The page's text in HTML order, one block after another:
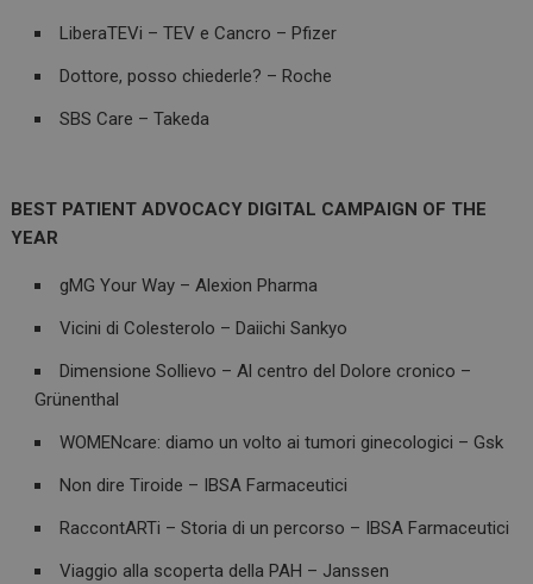
LiberaTEVi – TEV e Cancro – Pfizer
Dottore, posso chiederle? – Roche
SBS Care – Takeda
BEST PATIENT ADVOCACY DIGITAL CAMPAIGN OF THE
YEAR
gMG Your Way – Alexion Pharma
Vicini di Colesterolo – Daiichi Sankyo
Dimensione Sollievo – Al centro del Dolore cronico –
Grünenthal
WOMENcare: diamo un volto ai tumori ginecologici – Gsk
Non dire Tiroide – IBSA Farmaceutici
RaccontARTi – Storia di un percorso – IBSA Farmaceutici
Viaggio alla scoperta della PAH – Janssen